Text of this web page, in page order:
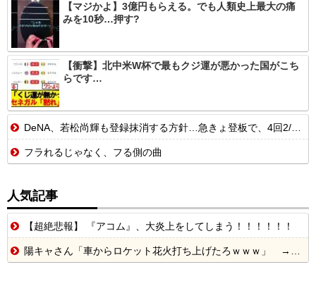
【マジかよ】3億円もらえる。でも人類史上最大の痛
みを10秒…押す?
【衝撃】北中米W杯で最もクジ運が悪かった国がこち
らです…
DeNA、若松尚輝も登録抹消する方針…急きょ登板で、4回2/3を投げた負担を考慮して
フラれるじゃなく、フる側の曲
人気記事
【超絶悲報】 『アコム』、大炎上をしてしまう！！！！！！
陽キャさん「車からロケット花火打ち上げたろｗｗｗ」 → サンルーフが閉まっていて無事車内に発射